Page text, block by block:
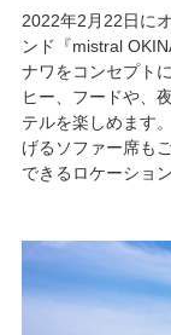
2022年2月22日に
ンド『mistral
ナワをコンセプト
ヒー、フードや、
テルを楽しめます
げるソファー席も
できるロケーショ